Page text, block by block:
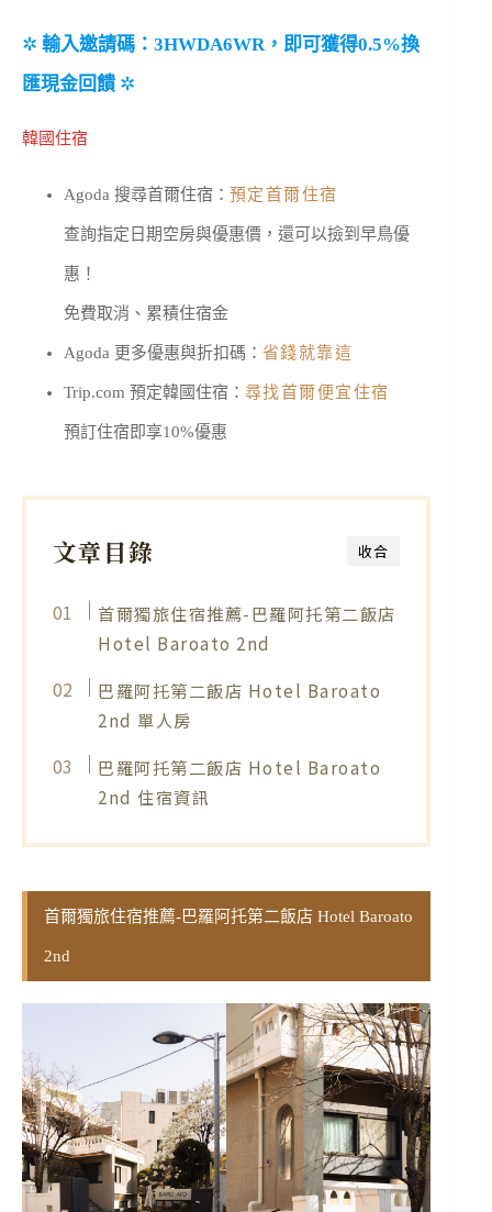
✲ 輸入邀請碼：3HWDA6WR，即可獲得0.5%換
匯現金回饋 ✲
韓國住宿
Agoda 搜尋首爾住宿： 預定首爾住宿
查詢指定日期空房與優惠價，還可以撿到早鳥優
惠！
免費取消、累積住宿金
Agoda 更多優惠與折扣碼： 省錢就靠這
Trip.com 預定韓國住宿： 尋找首爾便宜住宿
預訂住宿即享10%優惠
收合
文章目錄
首爾獨旅住宿推薦-巴羅阿托第二飯店
Hotel Baroato 2nd
巴羅阿托第二飯店 Hotel Baroato
2nd 單人房
巴羅阿托第二飯店 Hotel Baroato
2nd 住宿資訊
首爾獨旅住宿推薦-巴羅阿托第二飯店 Hotel Baroato
2nd